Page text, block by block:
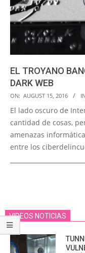
EL TROYANO
DARK WEB
2016-
08-
15
ON: AUGUST 15, 2016
El lado oscuro de
cantidad de cosas,
amenazas
entre los
VIDEOS NOTICIAS